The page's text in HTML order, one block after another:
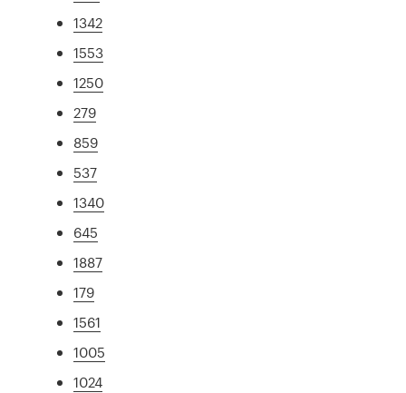
1342
1553
1250
279
859
537
1340
645
1887
179
1561
1005
1024